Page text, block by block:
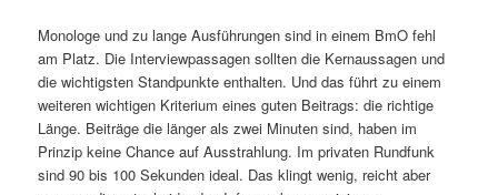
Monologe und zu lange Ausführungen sind in einem BmO fehl
am Platz. Die Interviewpassagen sollten die Kernaussagen und
die wichtigsten Standpunkte enthalten. Und das führt zu einem
weiteren wichtigen Kriterium eines guten Beitrags: die richtige
Länge. Beiträge die länger als zwei Minuten sind, haben im
Prinzip keine Chance auf Ausstrahlung. Im privaten Rundfunk
sind 90 bis 100 Sekunden ideal. Das klingt wenig, reicht aber